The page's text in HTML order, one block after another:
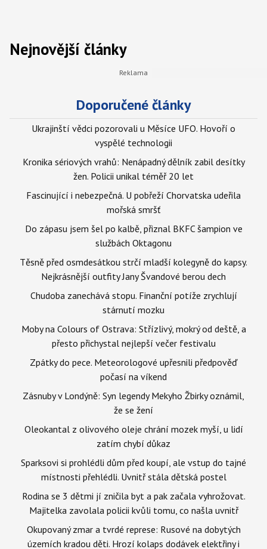
Nejnovější články
Doporučené články
Ukrajinští vědci pozorovali u Měsíce UFO. Hovoří o
vyspělé technologii
Kronika sériových vrahů: Nenápadný dělník zabil desítky
žen. Policii unikal téměř 20 let
Fascinující i nebezpečná. U pobřeží Chorvatska udeřila
mořská smršť
Do zápasu jsem šel po kalbě, přiznal BKFC šampion ve
službách Oktagonu
Těsně před osmdesátkou strčí mladší kolegyně do kapsy.
Nejkrásnější outfity Jany Švandové berou dech
Chudoba zanechává stopu. Finanční potíže zrychlují
stárnutí mozku
Moby na Colours of Ostrava: Střízlivý, mokrý od deště, a
přesto přichystal nejlepší večer festivalu
Zpátky do pece. Meteorologové upřesnili předpověď
počasí na víkend
Zásnuby v Londýně: Syn legendy Mekyho Žbirky oznámil,
že se žení
Oleokantal z olivového oleje chrání mozek myší, u lidí
zatím chybí důkaz
Sparksovi si prohlédli dům před koupí, ale vstup do tajné
místnosti přehlédli. Uvnitř stála dětská postel
Rodina se 3 dětmi jí zničila byt a pak začala vyhrožovat.
Majitelka zavolala policii kvůli tomu, co našla uvnitř
Okupovaný zmar a tvrdé represe: Rusové na dobytých
územích kradou děti. Hrozí kolaps dodávek elektřiny i